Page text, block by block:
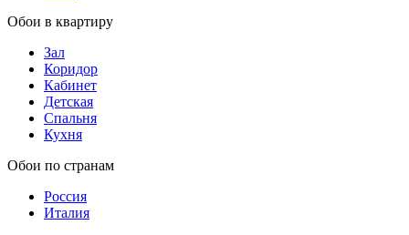
Обои в квартиру
Зал
Коридор
Кабинет
Детская
Спальня
Кухня
Обои по странам
Россия
Италия